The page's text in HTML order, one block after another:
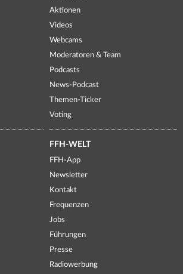
Aktionen
Videos
Webcams
Moderatoren & Team
Podcasts
News-Podcast
Themen-Ticker
Voting
FFH-WELT
FFH-App
Newsletter
Kontakt
Frequenzen
Jobs
Führungen
Presse
Radiowerbung